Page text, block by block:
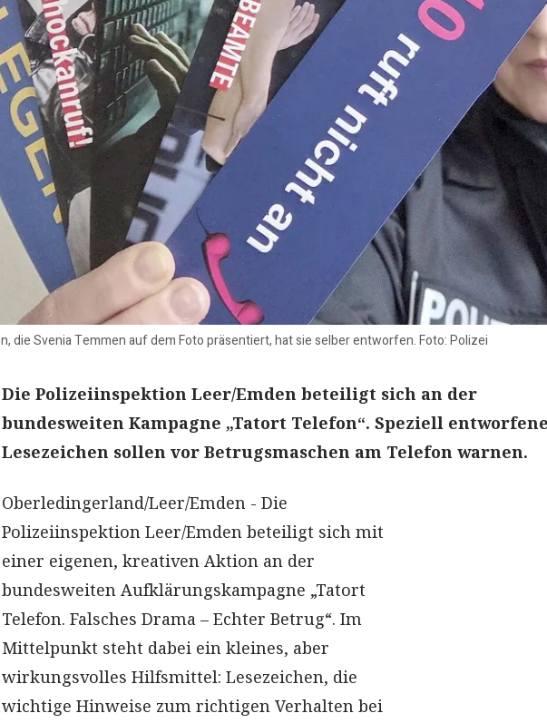
die Svenia Temmen auf dem Foto präsentiert, hat sie selber entworfen. Foto: Polizei
Die Polizeiinspektion Leer/Emden beteiligt sich an der
bundesweiten Kampagne „Tatort Telefon“. Speziell
Lesezeichen sollen vor Betrugsmaschen am Telefon warnen.
Oberledingerland/Leer/Emden - Die
Polizeiinspektion Leer/Emden beteiligt sich mit
einer eigenen, kreativen Aktion an der
bundesweiten Aufklärungskampagne „Tatort
Telefon. Falsches Drama – Echter Betrug“. Im
Mittelpunkt steht dabei ein kleines, aber
wirkungsvolles Hilfsmittel: Lesezeichen, die
wichtige Hinweise zum richtigen Verhalten bei